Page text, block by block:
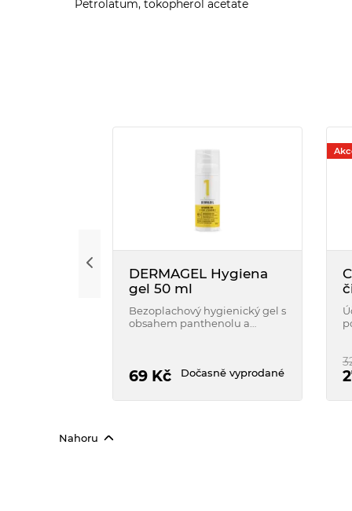
Petrolatum, tokopherol acetate
DERMAGEL Hygiena
gel 50 ml
Bezoplachový hygienický gel s
obsahem panthenolu a
dávkovací pumpičkou.
69Kč Dočasně vyprodané
Nahoru